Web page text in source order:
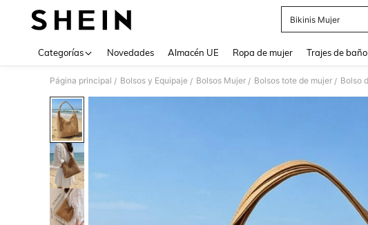
Bikinis Mujer
Categorías Novedades Almacén UE Ropa de mujer Trajes de baño
Página principal / Bolsos y Equipaje / Bolsos Mujer / Bolsos tote de mujer /